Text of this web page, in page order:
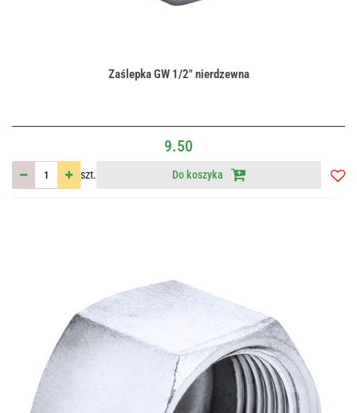
Zaślepka GW 1/2" nierdzewna
9.50
szt. Do koszyka